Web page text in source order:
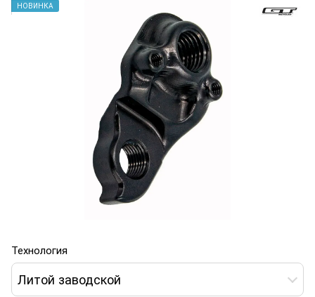
НОВИНКА
Технология
Литой заводской